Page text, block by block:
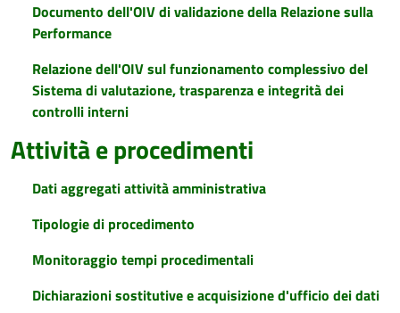
Documento dell'OIV di validazione della Relazione sulla
Performance
Relazione dell'OIV sul funzionamento complessivo del
Sistema di valutazione, trasparenza e integrità dei
controlli interni
Attività e procedimenti
Dati aggregati attività amministrativa
Tipologie di procedimento
Monitoraggio tempi procedimentali
Dichiarazioni sostitutive e acquisizione d'ufficio dei dati